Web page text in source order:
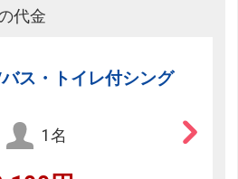
代金
ス・トイレ付シング
1名